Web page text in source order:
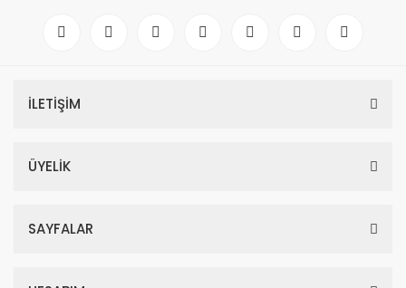
İLETİŞİM
ÜYELİK
SAYFALAR